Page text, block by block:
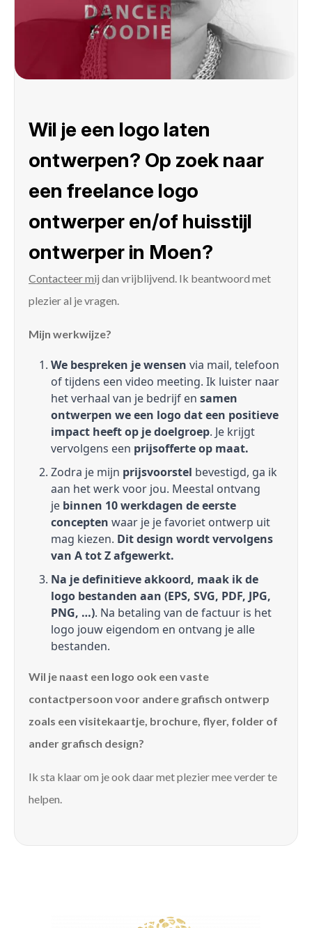
Wil je een logo laten
ontwerpen? Op zoek naar
een freelance logo
ontwerper en/of huisstijl
ontwerper in Moen?
Contacteer mij dan vrijblijvend. Ik beantwoord met
plezier al je vragen.
Mijn werkwijze?
We bespreken je wensen via mail, telefoon
of tijdens een video meeting. Ik luister naar
het verhaal van je bedrijf en samen
ontwerpen we een logo dat een positieve
impact heeft op je doelgroep. Je krijgt
vervolgens een prijsofferte op maat.
Zodra je mijn prijsvoorstel bevestigd, ga ik
aan het werk voor jou. Meestal ontvang
je binnen 10 werkdagen de eerste
concepten waar je je favoriet ontwerp uit
mag kiezen. Dit design wordt vervolgens
van A tot Z afgewerkt.
Na je definitieve akkoord, maak ik de
logo bestanden aan (EPS, SVG, PDF, JPG,
PNG, …). Na betaling van de factuur is het
logo jouw eigendom en ontvang je alle
bestanden.
Wil je naast een logo ook een vaste
contactpersoon voor andere grafisch ontwerp
zoals een visitekaartje, brochure, flyer, folder of
ander grafisch design?
Ik sta klaar om je ook daar met plezier mee verder te
helpen.